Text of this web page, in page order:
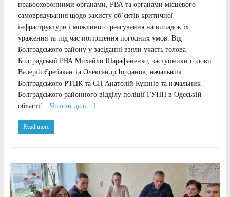
правоохоронними органами, РВА та органами місцевого
самоврядування щодо захисту об’єктів критичної
інфраструктури і можливого реагування на випадок їх
ураження та під час погіршення погодних умов. Від
Болградського району у засіданні взяли участь голова
Болградської РВА Михайло Шарафаненко, заступники голови
Валерій Єребакан та Олександр Іорданов, начальник
Болградського РТЦК та СП Анатолій Кушнір та начальник
Болградського районного відділу поліції ГУНП в Одеській
області[…Читати далі…]
Read more